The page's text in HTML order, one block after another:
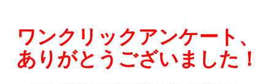
ワンクリックアンケート、
ありがとうございました！